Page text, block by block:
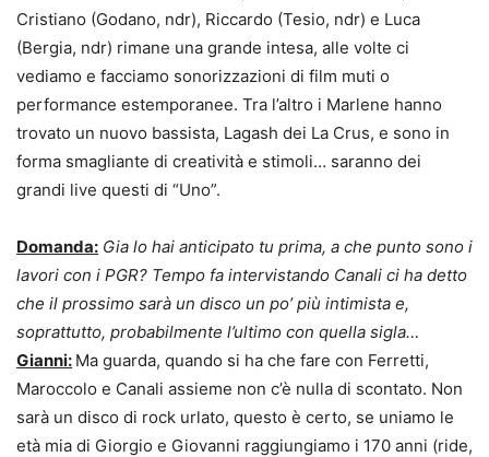
Cristiano (Godano, ndr), Riccardo (Tesio, ndr) e Luca
(Bergia, ndr) rimane una grande intesa, alle volte ci
vediamo e facciamo sonorizzazioni di film muti o
performance estemporanee. Tra l’altro i Marlene hanno
trovato un nuovo bassista, Lagash dei La Crus, e sono in
forma smagliante di creatività e stimoli… saranno dei
grandi live questi di “Uno”.
Domanda: Gia lo hai anticipato tu prima, a che punto sono i
lavori con i PGR? Tempo fa intervistando Canali ci ha detto
che il prossimo sarà un disco un po’ più intimista e,
soprattutto, probabilmente l’ultimo con quella sigla…
Gianni: Ma guarda, quando si ha che fare con Ferretti,
Maroccolo e Canali assieme non c’è nulla di scontato. Non
sarà un disco di rock urlato, questo è certo, se uniamo le
età mia di Giorgio e Giovanni raggiungiamo i 170 anni (ride,